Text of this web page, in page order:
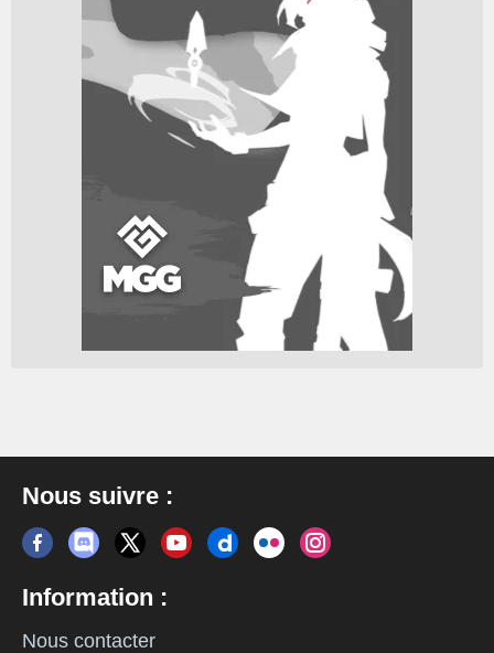
Nous suivre :
Information :
Nous contacter